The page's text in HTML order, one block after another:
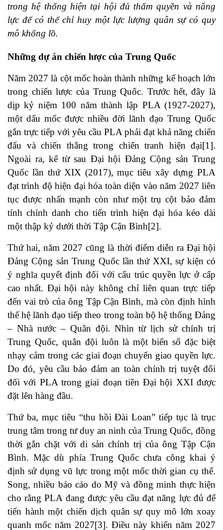
trong hệ thống hiện tại hội đủ thẩm quyền và năng
lực để có thể chỉ huy một lực lượng quân sự có quy
mô khổng lồ.
Những dự án chiến lược của Trung Quốc
Năm 2027 là cột mốc hoàn thành những kế hoạch lớn
trong chiến lược của Trung Quốc. Trước hết, đây là
dịp kỷ niệm 100 năm thành lập PLA (1927-2027),
một dấu mốc được nhiều đời lãnh đạo Trung Quốc
gắn trực tiếp với yêu cầu PLA phải đạt khả năng chiến
đấu và chiến thắng trong chiến tranh hiện đại[1].
Ngoài ra, kể từ sau Đại hội Đảng Cộng sản Trung
Quốc lần thứ XIX (2017), mục tiêu xây dựng PLA
đạt trình độ hiện đại hóa toàn diện vào năm 2027 liên
tục được nhấn mạnh còn như một trụ cột bảo đảm
tính chính danh cho tiến trình hiện đại hóa kéo dài
một thập kỷ dưới thời Tập Cận Bình[2].
Thứ hai, năm 2027 cũng là thời điểm diễn ra Đại hội
Đảng Cộng sản Trung Quốc lần thứ XXI, sự kiện có
ý nghĩa quyết định đối với cấu trúc quyền lực ở cấp
cao nhất. Đại hội này không chỉ liên quan trực tiếp
đến vai trò của ông Tập Cận Bình, mà còn định hình
thế hệ lãnh đạo tiếp theo trong toàn bộ hệ thống Đảng
– Nhà nước – Quân đội. Nhìn từ lịch sử chính trị
Trung Quốc, quân đội luôn là một biến số đặc biệt
nhạy cảm trong các giai đoạn chuyển giao quyền lực.
Do đó, yêu cầu bảo đảm an toàn chính trị tuyệt đối
đối với PLA trong giai đoạn tiền Đại hội XXI được
đặt lên hàng đầu.
Thứ ba, mục tiêu “thu hồi Đài Loan” tiếp tục là trục
trung tâm trong tư duy an ninh của Trung Quốc, đồng
thời gắn chặt với di sản chính trị của ông Tập Cận
Bình. Mặc dù phía Trung Quốc chưa công khai ý
định sử dụng vũ lực trong một mốc thời gian cụ thể.
Song, nhiều báo cáo do Mỹ và đồng minh thực hiện
cho rằng PLA đang được yêu cầu đạt năng lực đủ để
tiến hành một chiến dịch quân sự quy mô lớn xoay
quanh mốc năm 2027[3]. Điều này khiến năm 2027